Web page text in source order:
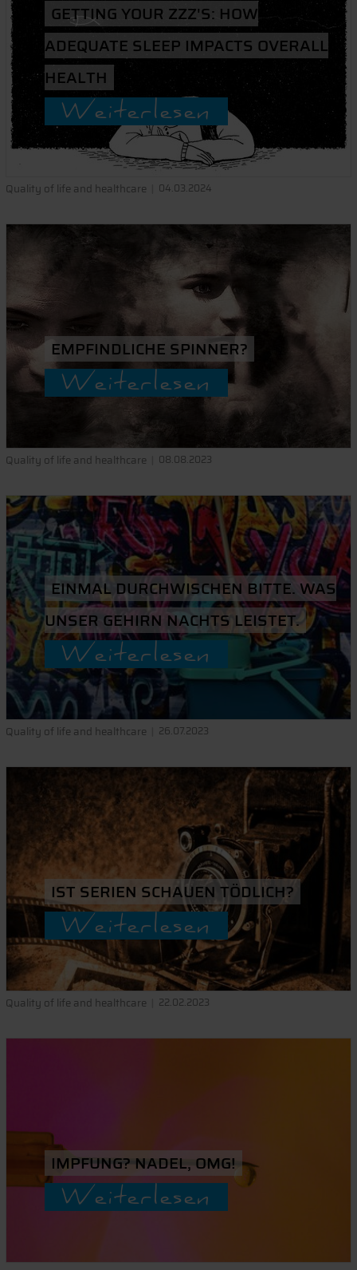
GETTING YOUR ZZZ'S: HOW
ADEQUATE SLEEP IMPACTS OVERALL
HEALTH
Weiterlesen
Quality of life and healthcare 04.03.2024
EMPFINDLICHE SPINNER?
Weiterlesen
Quality of life and healthcare 08.08.2023
EINMAL DURCHWISCHEN BITTE. WAS
UNSER GEHIRN NACHTS LEISTET.
Weiterlesen
Quality of life and healthcare 26.07.2023
IST SERIEN SCHAUEN TÖDLICH?
Weiterlesen
Quality of life and healthcare 22.02.2023
IMPFUNG? NADEL, OMG!
Weiterlesen